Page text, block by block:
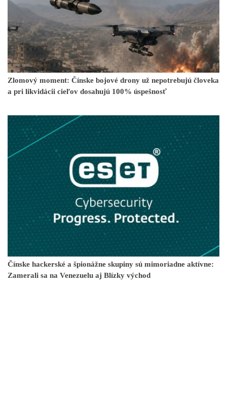
Zlomový moment: Čínske bojové drony už nepotrebujú človeka
a pri likvidácii cieľov dosahujú 100% úspešnosť
Čínske hackerské a špionážne skupiny sú mimoriadne aktívne:
Zamerali sa na Venezuelu aj Blízky východ